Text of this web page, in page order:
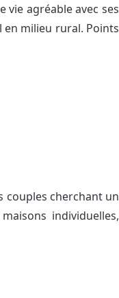
vie agréable avec ses
milieu rural. Points
couples cherchant un
individuelles,